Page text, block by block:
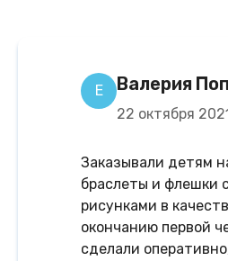
Е Валерия
22 октября
Заказывали детям
браслеты и флешки
рисунками в
окончанию первой
сделали